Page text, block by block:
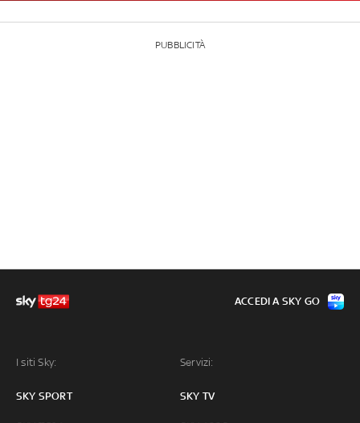
PUBBLICITÀ
I siti Sky:
SKY SPORT
Servizi:
SKY TV
ACCEDI A SKY GO